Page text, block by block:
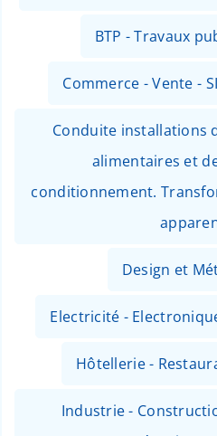
BTP - Travaux
Commerce - Vente - SI
Conduite installations
alimentaires et
conditionnement.
Design et
Electricité -
Hôtellerie -
Industrie -